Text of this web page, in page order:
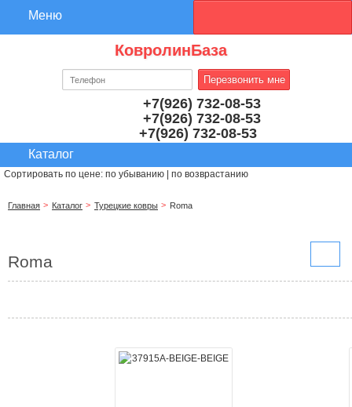
КовролинБаза
+7(926) 732-08-53
+7(926) 732-08-53
+7(926) 732-08-53
Сортировать по цене: по убыванию по возврастанию
Главная Каталог Турецкие ковры Roma
Roma